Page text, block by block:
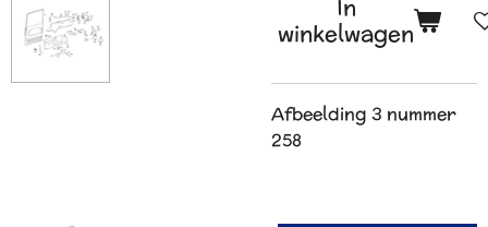
In
winkelwagen
Afbeelding 3 nummer
258